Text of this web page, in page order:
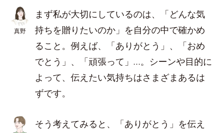
真野
まず私が大切にしているのは、「どんな気
持ちを贈りたいのか」を自分の中で確かめ
ること。例えば、「ありがとう」、「おめ
でとう」、「頑張って」…。シーンや目的に
よって、伝えたい気持ちはさまざまあるは
ずです。
そう考えてみると、「ありがとう」を伝え